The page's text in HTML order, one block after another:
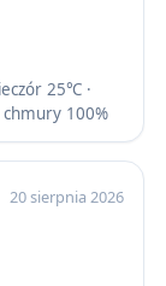
25℃ ·
100%
20 sierpnia 2026